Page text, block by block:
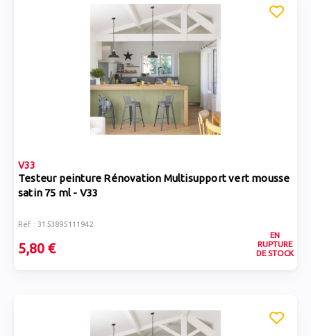
V33
Testeur peinture Rénovation Multisupport vert mousse
satin 75 ml - V33
Réf : 3153895111942
5,80 €
EN
RUPTURE
DE STOCK